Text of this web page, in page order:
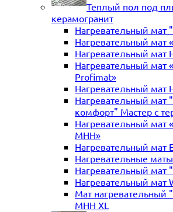
Теплый пол под
керамогранит
Нагревательный мат
Нагревательный мат
Нагревательный мат
Нагревательный мат
Profimat»
Нагревательный мат
Нагревательный мат
комфорт" Мастер с
Нагревательный мат
MHH»
Нагревательный мат
Нагревательные
Нагревательный
Нагревательный мат
Мат нагревательный
МНН XL